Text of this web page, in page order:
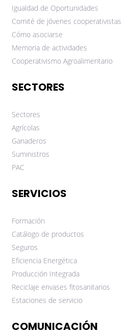
Igualdad de Oportunidades
Comité de jóvenes cooperativistas
Cómo asociarse
Memoria de actividades
Cooperativismo Agroalimentario
SECTORES
Sectores
Agrícolas
Ganaderos
Suministros
PAC
SERVICIOS
Formación
Catálogo de productos
Seguros
Eficiencia Energética
Producción Integrada
Reciclaje envases fitosanitarios
Estaciones de servicio
COMUNICACIÓN